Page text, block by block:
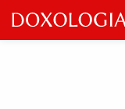
Skip
to
main